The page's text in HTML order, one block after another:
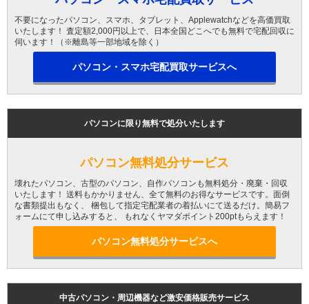
不要になったパソコン、スマホ、タブレット、Applewatchなどを高価買取
いたします！ 査定額2,000円以上で、日本全国どこへでも無料で宅配回収に
伺います！（※離島等一部地域を除く）
パソコン・スマホ宅配買取サービスへ
パソコンに限り無料で処分いたします
パソコン無料処分サービス
壊れたパソコン、古型のパソコン、自作パソコンも無料処分・廃棄・回収
いたします！ 送料もかかりません、全て無料のお得なサービスです。面倒
な書類提出もなく、 梱包して指定宅配業者の着払いにて送るだけ。簡易フ
ォームにて申し込みすると、 もれなくヤマダポイント200ptもらえます！
パソコン無料処分サービスへ
中古パソコン・周辺機器など激安価格販売サービス